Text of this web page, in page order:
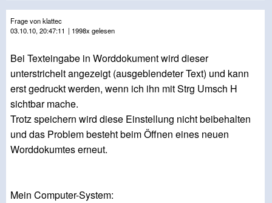
Frage von klattec
03.10.10, 20:47:11 | 1998x gelesen
Bei Texteingabe in Worddokument wird dieser
unterstrichelt angezeigt (ausgeblendeter Text) und kann
erst gedruckt werden, wenn ich ihn mit Strg Umsch H
sichtbar mache.
Trotz speichern wird diese Einstellung nicht beibehalten
und das Problem besteht beim Öffnen eines neuen
Worddokumtes erneut.
Mein Computer-System: